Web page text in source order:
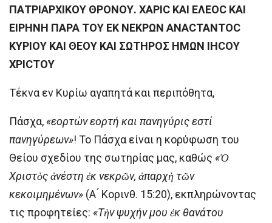
ΠΑΤΡΙΑΡΧΙΚΟΥ ΘΡΟΝΟΥ. ΧΑΡΙC ΚΑΙ ΕΛΕΟC ΚΑΙ
ΕΙΡΗΝΗ ΠΑΡΑ ΤΟΥ ΕΚ ΝΕΚΡΩΝ ΑNACTANTOC
ΚΥΡΙΟΥ ΚΑΙ ΘΕΟΥ ΚΑΙ ΣΩΤΗΡΟΣ ΗMΩN IHCOY
ΧΡΙCTOY
Τέκνα εν Κυρίω αγαπητά και περιπόθητα,
Πάσχα, «εορτών εορτή και πανηγύρις εστί
πανηγύρεων»! Το Πάσχα είναι η κορύφωση του
Θείου σχεδίου της σωτηρίας μας, καθώς «Ὁ
Χριστὸς ἀνέστη ἐκ νεκρῶν, ἀπαρχὴ τῶν
κεκοιμημένων» (Α ́ Κορινθ. 15:20), εκπληρώνοντας
τις προφητείες: «Τὴν ψυχήν μου ἐκ θανάτου